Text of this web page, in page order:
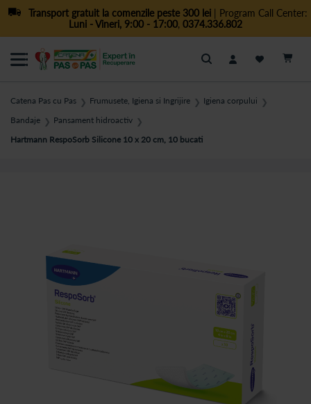
Transport gratuit la comenzile peste 300 lei| Program Call Center:
Luni - Vineri, 9:00 - 17:00, 0374.336.802
Cautare
Catena Pas cu Pas ❯ Frumusete, Igiena si Ingrijire ❯ Igiena corpului ❯
Bandaje ❯ Pansament hidroactiv ❯
Hartmann RespoSorb Silicone 10 x 20 cm, 10 bucati